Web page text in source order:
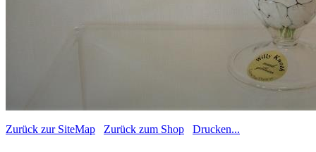
Zurück zur SiteMap Zurück zum Shop Drucken...